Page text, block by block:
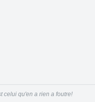
celui qu'en a rien a foutre!